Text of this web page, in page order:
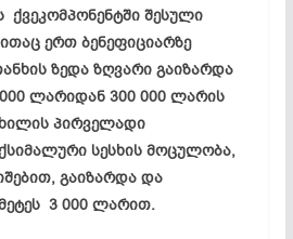
ქვეკომპონენტში შესული
ერთ ბენეფიციარზე
ზედა ზღვარი გაიზარდა
ლარიდან 300 000 ლარის
პირველადი
სესხის მოცულობა,
გაიზარდა და
3 000 ლარით.